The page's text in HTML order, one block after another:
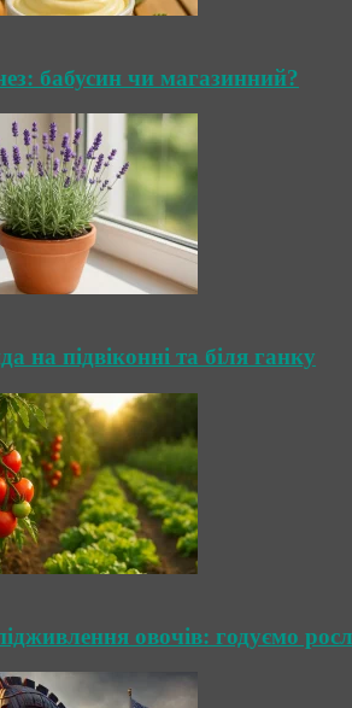
бабусин чи магазинний?
на підвіконні та біля ганку
овочів: годуємо